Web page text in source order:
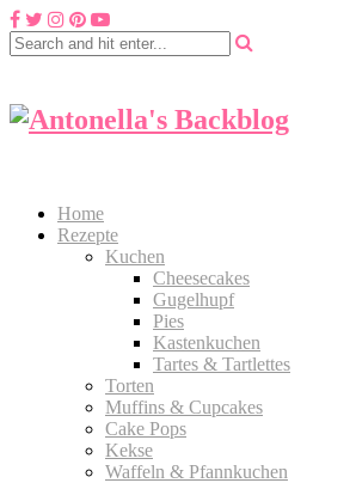
Home
Rezepte
Kuchen
Cheesecakes
Gugelhupf
Pies
Kastenkuchen
Tartes & Tartlettes
Torten
Muffins & Cupcakes
Cake Pops
Kekse
Waffeln & Pfannkuchen